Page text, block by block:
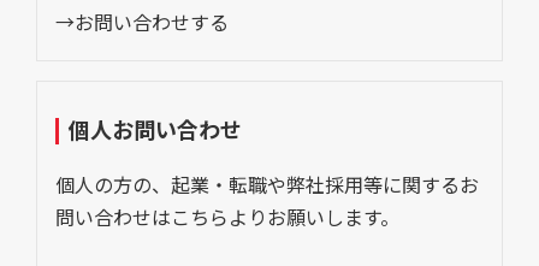
→お問い合わせする
個人お問い合わせ
個人の方の、起業・転職や弊社採用等に関するお
問い合わせはこちらよりお願いします。